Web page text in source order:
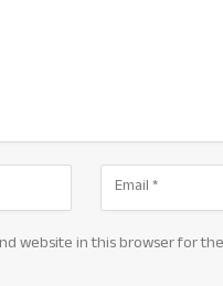
website in this browser for